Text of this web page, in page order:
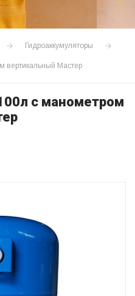
Гидроаккумуляторы
вертикальный Мастер
с манометром